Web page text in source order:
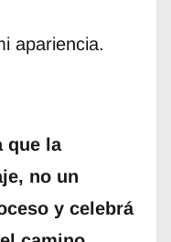
apariencia.
que la
no un
y celebrá